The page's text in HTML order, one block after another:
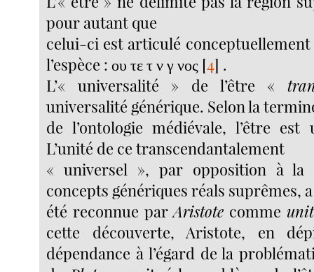
pour autant que
celui-ci est articulé conceptuellement
l’espèce : ου τε τ ν γ νος [4] .
L’« universalité » de l’être «
universalité générique. Selon la
de l’ontologie médiévale, l’être
L’unité de ce transcendantalement
« universel », par opposition à la
concepts génériques réals suprêmes,
été reconnue parAristote comme
cette découverte, Aristote, en
dépendance à l’égard de la